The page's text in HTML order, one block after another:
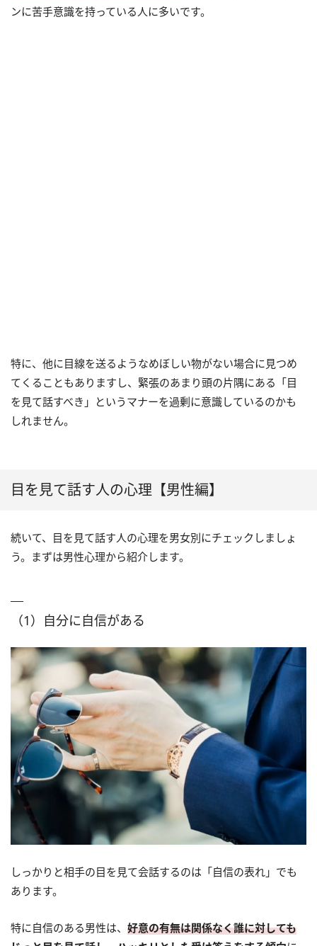
ンに苦手意識を持っている人に多いです。
特に、他に目線を送るようなめぼしい物がない場合に見つめ
てくることもありますし、緊張のあまり頭の片隅にある「目
を見て話すべき」というマナーを過剰に意識しているのかも
しれません。
目を見て話す人の心理【男性編】
続いて、目を見て話す人の心理を男女別にチェックしましょ
う。まずは男性心理から紹介します。
（1）自分に自信がある
しっかりと相手の目を見て会話するのは「自信の表れ」でも
あります。
特に自信のある男性は、 好意の有無は関係なく誰に対しても